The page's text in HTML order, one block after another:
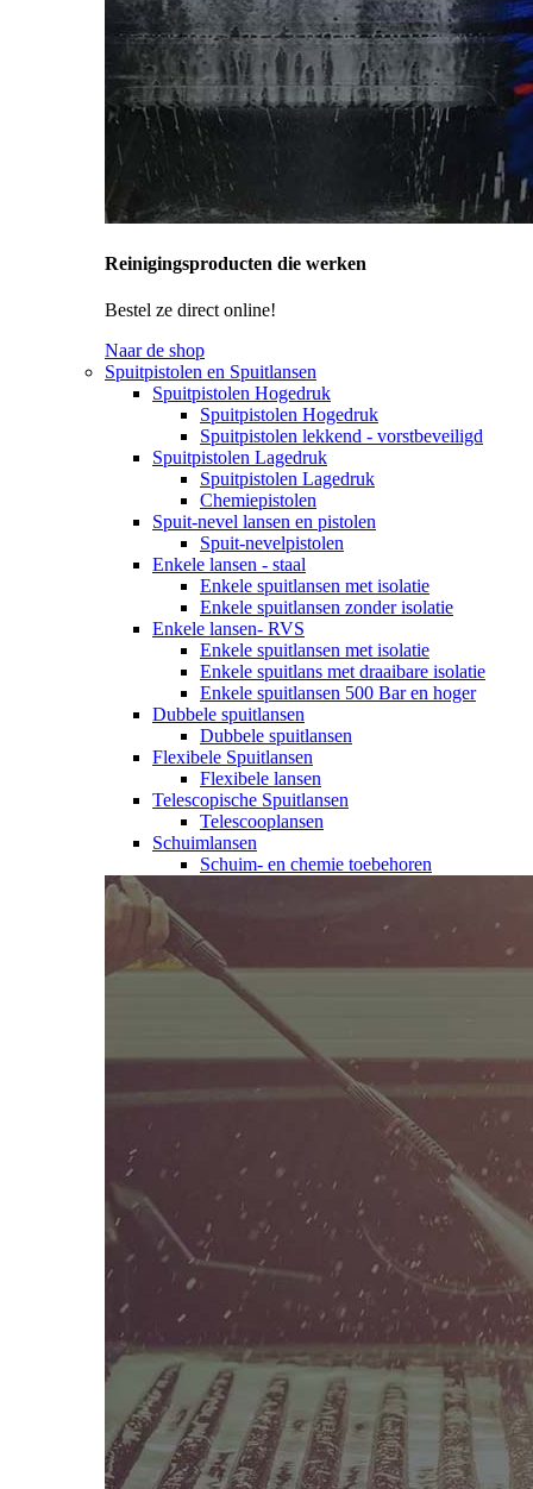
Reinigingsproducten die werken
Bestel ze direct online!
Naar de shop
Spuitpistolen en Spuitlansen
Spuitpistolen Hogedruk
Spuitpistolen Hogedruk
Spuitpistolen lekkend - vorstbeveiligd
Spuitpistolen Lagedruk
Spuitpistolen Lagedruk
Chemiepistolen
Spuit-nevel lansen en pistolen
Spuit-nevelpistolen
Enkele lansen - staal
Enkele spuitlansen met isolatie
Enkele spuitlansen zonder isolatie
Enkele lansen- RVS
Enkele spuitlansen met isolatie
Enkele spuitlans met draaibare isolatie
Enkele spuitlansen 500 Bar en hoger
Dubbele spuitlansen
Dubbele spuitlansen
Flexibele Spuitlansen
Flexibele lansen
Telescopische Spuitlansen
Telescooplansen
Schuimlansen
Schuim- en chemie toebehoren